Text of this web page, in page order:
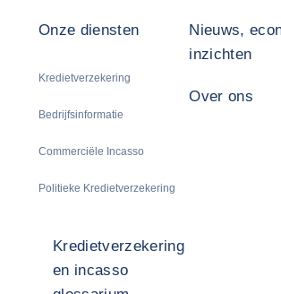
Onze diensten
Kredietverzekering
Bedrijfsinformatie
Commerciële Incasso
Politieke Kredietverzekering
Nieuws,
inzichten
Over ons
Kredietverzekering
en incasso